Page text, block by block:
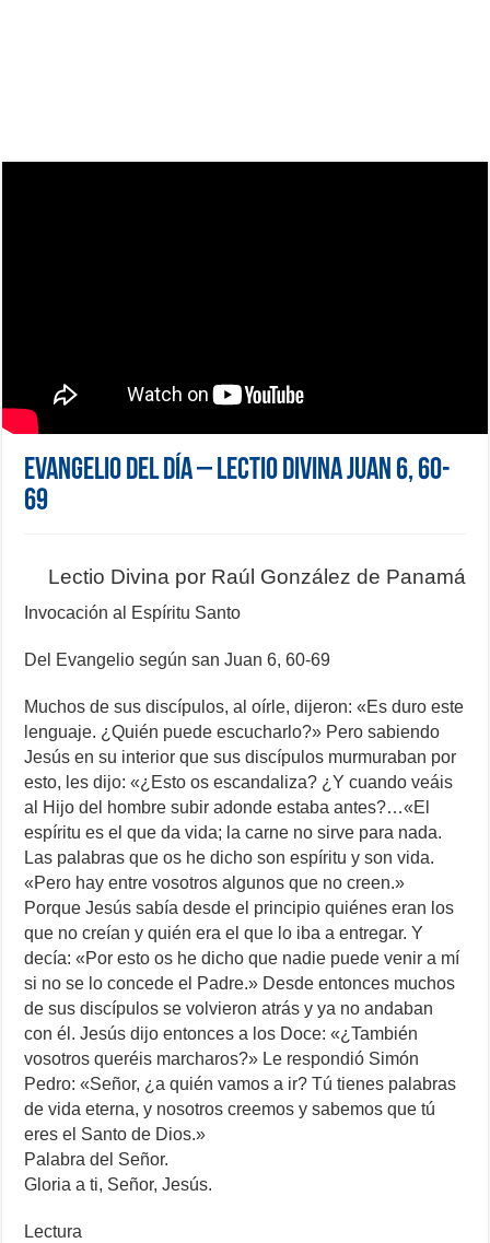
Evangelio del día – Lectio Divina Juan 6, 60-
69
Lectio Divina por Raúl González de Panamá
Invocación al Espíritu Santo
Del Evangelio según san Juan 6, 60-69
Muchos de sus discípulos, al oírle, dijeron: «Es duro este
lenguaje. ¿Quién puede escucharlo?» Pero sabiendo
Jesús en su interior que sus discípulos murmuraban por
esto, les dijo: «¿Esto os escandaliza? ¿Y cuando veáis
al Hijo del hombre subir adonde estaba antes?…«El
espíritu es el que da vida; la carne no sirve para nada.
Las palabras que os he dicho son espíritu y son vida.
«Pero hay entre vosotros algunos que no creen.»
Porque Jesús sabía desde el principio quiénes eran los
que no creían y quién era el que lo iba a entregar. Y
decía: «Por esto os he dicho que nadie puede venir a mí
si no se lo concede el Padre.» Desde entonces muchos
de sus discípulos se volvieron atrás y ya no andaban
con él. Jesús dijo entonces a los Doce: «¿También
vosotros queréis marcharos?» Le respondió Simón
Pedro: «Señor, ¿a quién vamos a ir? Tú tienes palabras
de vida eterna, y nosotros creemos y sabemos que tú
eres el Santo de Dios.»
Palabra del Señor.
Gloria a ti, Señor, Jesús.
Lectura